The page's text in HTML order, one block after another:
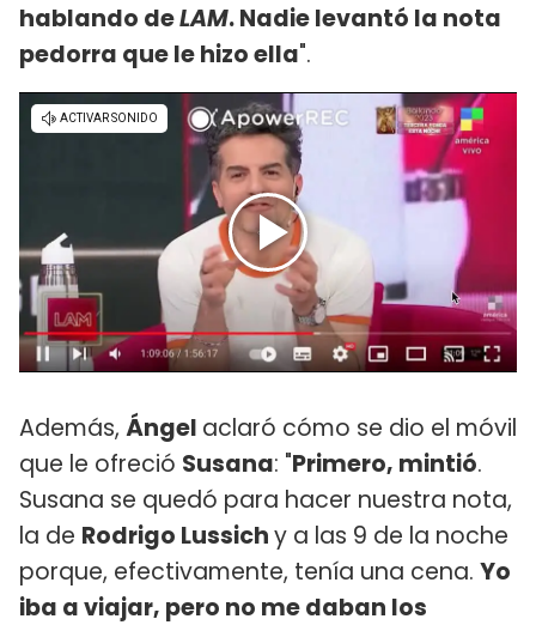
hablando deLAM. Nadie levantó la nota
pedorra que le hizo ella".
Además, Ángel aclaró cómo se dio el móvil
que le ofreció Susana: "Primero, mintió.
Susana se quedó para hacer nuestra nota,
la de Rodrigo Lussichy a las 9 de la noche
porque, efectivamente, tenía una cena. Yo
iba a viajar, pero no me daban los